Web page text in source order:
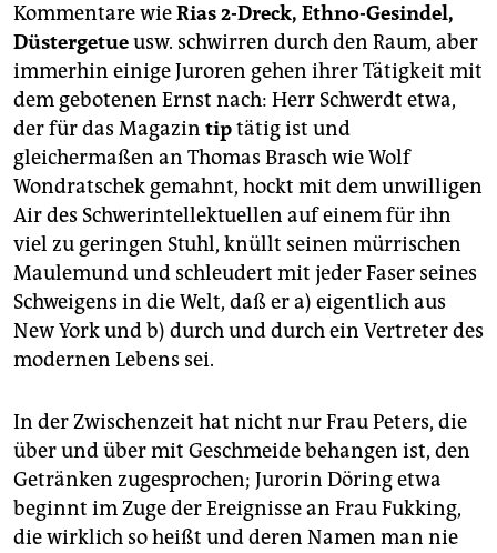
Kommentare wieRias 2-Dreck, Ethno-Gesindel,
Düstergetueusw. schwirren durch den Raum, aber
immerhin einige Juroren gehen ihrer Tätigkeit mit
dem gebotenen Ernst nach: Herr Schwerdt etwa,
der für das Magazin tiptätig ist und
gleichermaßen an Thomas Brasch wie Wolf
Wondratschek gemahnt, hockt mit dem unwilligen
Air des Schwerintellektuellen auf einem für ihn
viel zu geringen Stuhl, knüllt seinen mürrischen
Maulemund und schleudert mit jeder Faser seines
Schweigens in die Welt, daß er a) eigentlich aus
New York und b) durch und durch ein Vertreter des
modernen Lebens sei.
In der Zwischenzeit hat nicht nur Frau Peters, die
über und über mit Geschmeide behangen ist, den
Getränken zugesprochen; Jurorin Döring etwa
beginnt im Zuge der Ereignisse an Frau Fukking,
die wirklich so heißt und deren Namen man nie